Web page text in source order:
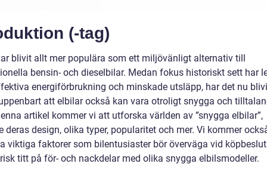
(-tag)
blivit allt mer populära som ett miljövänligt alternativ till
bensin- och dieselbilar. Medan fokus historiskt sett har
energiförbrukning och minskade utsläpp, har det nu
att elbilar också kan vara otroligt snygga och
artikel kommer vi att utforska världen av ”snygga elbilar”,
deras design, olika typer, popularitet och mer. Vi kommer
viktiga faktorer som bilentusiaster bör överväga vid
titt på för- och nackdelar med olika snygga elbilsmodeller.